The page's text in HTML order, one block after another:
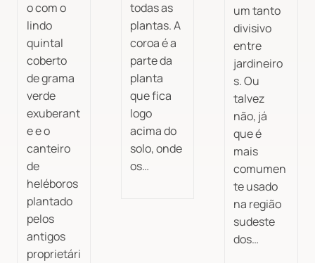
o com o
lindo
quintal
coberto
de grama
verde
exuberant
e e o
canteiro
de
heléboros
plantado
pelos
antigos
proprietári
todas as
plantas. A
coroa é a
parte da
planta
que fica
logo
acima do
solo, onde
os…
um tanto
divisivo
entre
jardineiro
s. Ou
talvez
não, já
que é
mais
comumen
te usado
na região
sudeste
dos…